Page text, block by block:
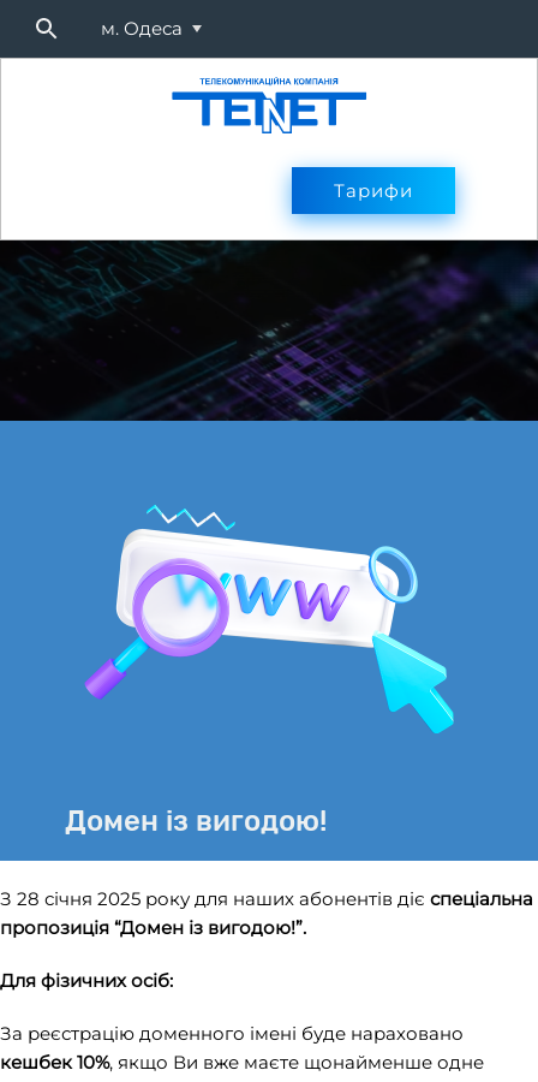
м. Одеса
Оплата
Тарифи
Домен із вигодою!
З 28 січня 2025 року для наших абонентів діє спеціальна
пропозиція “Домен із вигодою!”.
Для фізичних осіб:
За реєстрацію доменного імені буде нараховано
кешбек 10%, якщо Ви вже маєте щонайменше одне